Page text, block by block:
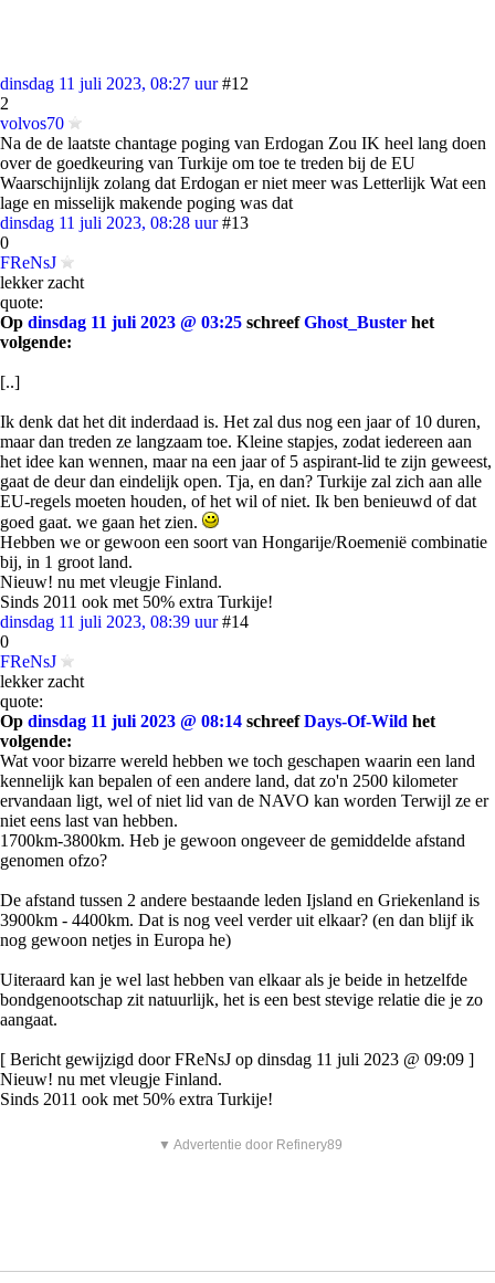
dinsdag 11 juli 2023, 08:27 uur #12
2
volvos70
Na de de laatste chantage poging van Erdogan Zou IK heel lang doen
over de goedkeuring van Turkije om toe te treden bij de EU
Waarschijnlijk zolang dat Erdogan er niet meer was Letterlijk Wat een
lage en misselijk makende poging was dat
dinsdag 11 juli 2023, 08:28 uur #13
0
FReNsJ
lekker zacht
quote:
Op dinsdag 11 juli 2023 @ 03:25 schreefGhost_Buster het
volgende:
[..]
Ik denk dat het dit inderdaad is. Het zal dus nog een jaar of 10 duren,
maar dan treden ze langzaam toe. Kleine stapjes, zodat iedereen aan
het idee kan wennen, maar na een jaar of 5 aspirant-lid te zijn geweest,
gaat de deur dan eindelijk open. Tja, en dan? Turkije zal zich aan alle
EU-regels moeten houden, of het wil of niet. Ik ben benieuwd of dat
goed gaat. we gaan het zien.
Hebben we or gewoon een soort van Hongarije/Roemenië combinatie
bij, in 1 groot land.
Nieuw! nu met vleugje Finland.
Sinds 2011 ook met 50% extra Turkije!
dinsdag 11 juli 2023, 08:39 uur #14
0
FReNsJ
lekker zacht
quote:
Op dinsdag 11 juli 2023 @ 08:14 schreefDays-Of-Wild het
volgende:
Wat voor bizarre wereld hebben we toch geschapen waarin een land
kennelijk kan bepalen of een andere land, dat zo'n 2500 kilometer
ervandaan ligt, wel of niet lid van de NAVO kan worden Terwijl ze er
niet eens last van hebben.
1700km-3800km. Heb je gewoon ongeveer de gemiddelde afstand
genomen ofzo?
De afstand tussen 2 andere bestaande leden Ijsland en Griekenland is
3900km - 4400km. Dat is nog veel verder uit elkaar? (en dan blijf ik
nog gewoon netjes in Europa he)
Uiteraard kan je wel last hebben van elkaar als je beide in hetzelfde
bondgenootschap zit natuurlijk, het is een best stevige relatie die je zo
aangaat.
[ Bericht gewijzigd door FReNsJ op dinsdag 11 juli 2023 @ 09:09 ]
Nieuw! nu met vleugje Finland.
Sinds 2011 ook met 50% extra Turkije!
▼ Advertentie door Refinery89